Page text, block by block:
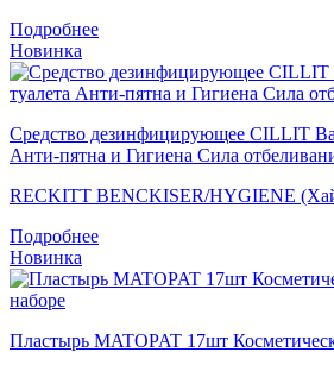
Подробнее
Новинка
Средство дезинфицирующее CILLIT
Анти-пятна и Гигиена Сила
RECKITT BENCKISER/HYGIENE
Подробнее
Новинка
Пластырь MATOPAT 17шт